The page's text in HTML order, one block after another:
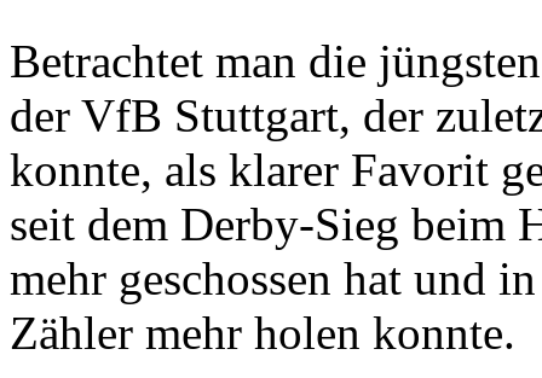
Betrachtet man die
der VfB Stuttgart, der
konnte, als klarer Favorit
seit dem Derby-Sieg beim
mehr geschossen hat und
Zähler mehr holen konnte.